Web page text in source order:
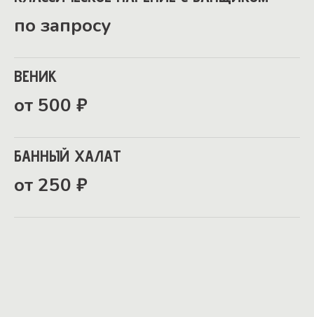
по запросу
ВЕНИК
от 500 ₽
БАННЫЙ ХАЛАТ
от 250 ₽